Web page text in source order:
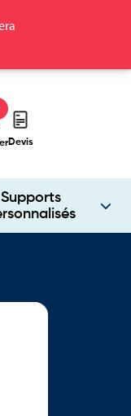
Supports
Devis